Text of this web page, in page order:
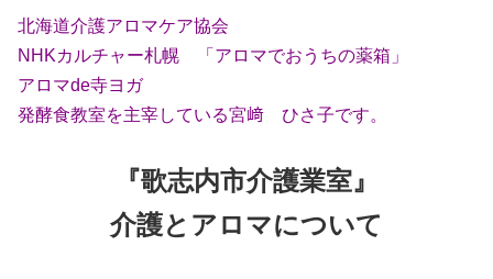
北海道介護アロマケア協会
NHKカルチャー札幌 「アロマでおうちの薬箱」
アロマde寺ヨガ
発酵食教室を主宰している宮﨑 ひさ子です。
『歌志内市介護業室』
介護とアロマについて